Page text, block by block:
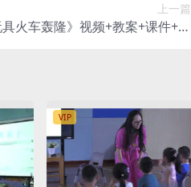
上一篇
火车轰隆》视频+教案+课件+音
VIP